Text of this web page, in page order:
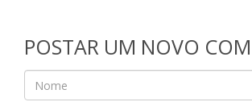
POSTAR UM NOVO